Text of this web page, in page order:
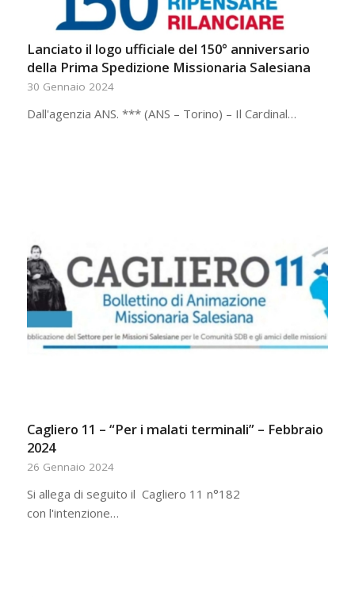
Lanciato il logo ufficiale del 150° anniversario
della Prima Spedizione Missionaria Salesiana
30 Gennaio 2024
Dall'agenzia ANS. *** (ANS – Torino) – Il Cardinal…
Cagliero 11 – “Per i malati terminali” – Febbraio
2024
26 Gennaio 2024
Si allega di seguito il Cagliero 11 n°182
con l'intenzione…